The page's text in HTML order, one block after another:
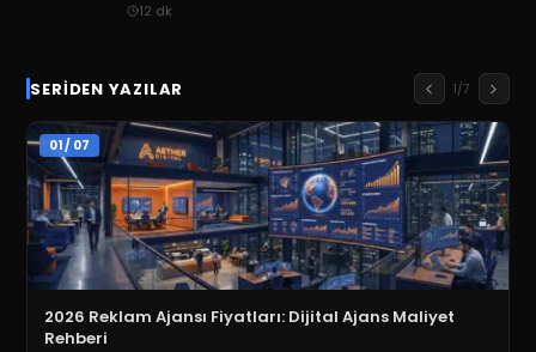
12 dk
SERIDEN YAZILAR 1/7
01/ 07
2026 Reklam Ajansı Fiyatları: Dijital Ajans Maliyet
Rehberi